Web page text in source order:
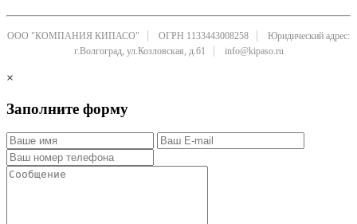
ООО "КОМПАНИЯ КИПАСО" ОГРН 1133443008258
Юридический адрес:
г.Волгоград, ул.Козловская, д.61
info@kipaso.ru
×
Заполните форму